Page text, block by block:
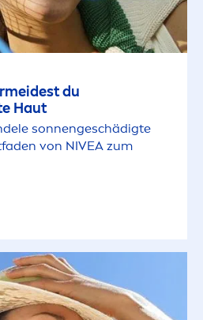
du
Haut
sonnengeschädigte
von NIVEA zum